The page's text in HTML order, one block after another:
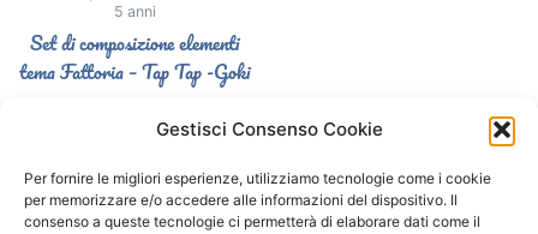
Gestisci Consenso Cookie
Per fornire le migliori esperienze, utilizziamo tecnologie come i cookie
per memorizzare e/o accedere alle informazioni del dispositivo. Il
consenso a queste tecnologie ci permetterà di elaborare dati come il
5 anni
Set di composizione elementi
tema Fattoria – Tap Tap -Goki